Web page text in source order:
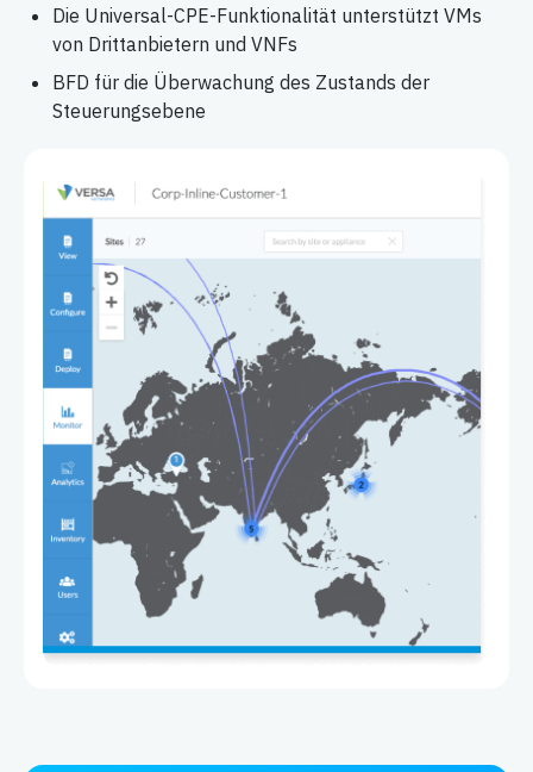
Die Universal-CPE-Funktionalität unterstützt VMs
von Drittanbietern und VNFs
BFD für die Überwachung des Zustands der
Steuerungsebene